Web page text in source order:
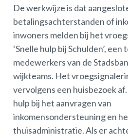
De werkwijze is dat
betalingsachterstanden of
inwoners melden bij het
‘Snelle hulp bij Schulden’,
medewerkers van de
wijkteams. Het
vervolgens een huisbezoek
hulp bij het aanvragen van
inkomensondersteuning en
thuisadministratie. Als er